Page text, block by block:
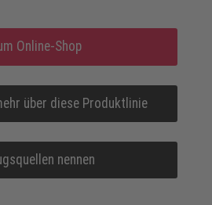
Online-Shop
über diese Produktlinie
nennen